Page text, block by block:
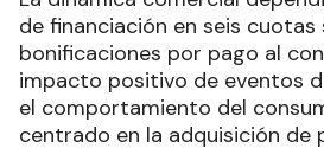
de financiación en seis
bonificaciones por pago al
impacto positivo de eventos
el comportamiento del
centrado en la adquisición de